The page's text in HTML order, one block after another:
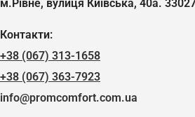
м.Рівне, вулиця Київська, 40а.
Контакти:
+38 (067) 313-1658
+38 (067) 363-7923
info@promcomfort.com.ua